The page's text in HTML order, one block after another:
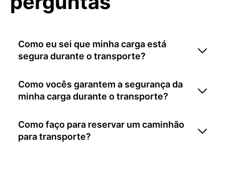
Como eu sei que minha carga está
segura durante o transporte?
Como vocês garantem a segurança da
minha carga durante o transporte?
Como faço para reservar um caminhão
para transporte?